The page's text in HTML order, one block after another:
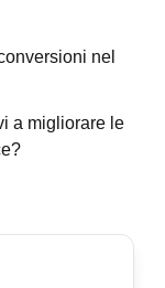
nel
a migliorare le